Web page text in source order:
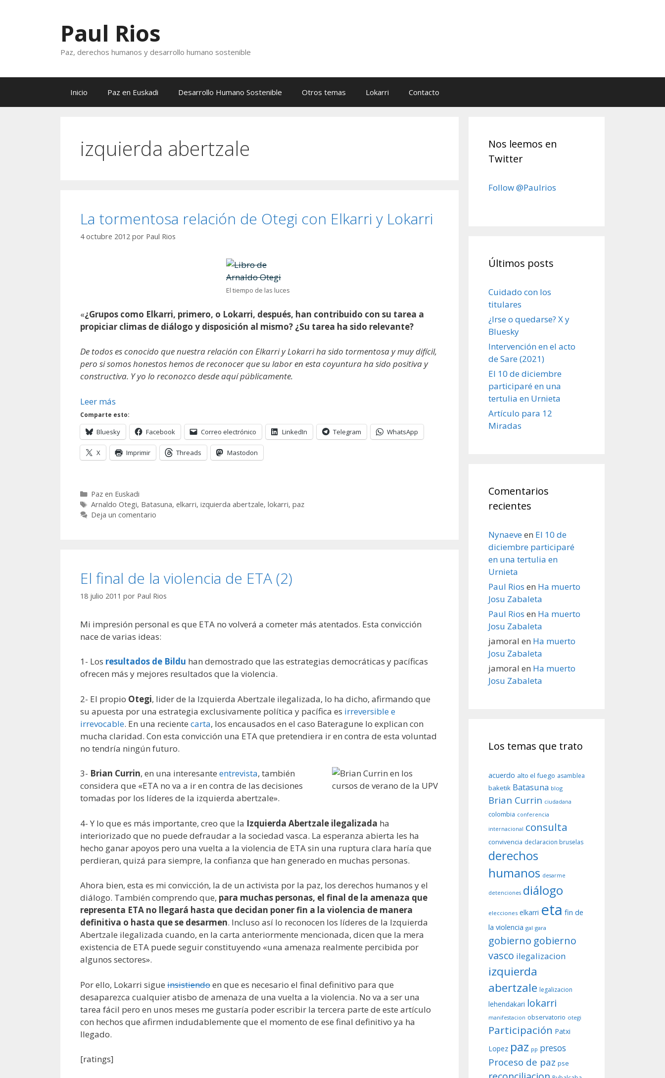
Paul Rios
Paz, derechos humanos y desarrollo humano sostenible
Inicio Paz en Euskadi Desarrollo Humano Sostenible Otros temas Lokarri Contacto
izquierda abertzale
La tormentosa relación de Otegi con Elkarri y Lokarri
4 octubre 2012 por Paul Rios
El tiempo de las luces
«¿Grupos como Elkarri, primero, o Lokarri, después, han contribuido con su tarea a
propiciar climas de diálogo y disposición al mismo? ¿Su tarea ha sido relevante?
De todos es conocido que nuestra relación con Elkarri y Lokarri ha sido tormentosa y muy difícil,
pero si somos honestos hemos de reconocer que su labor en esta coyuntura ha sido positiva y
constructiva. Y yo lo reconozco desde aquí públicamente.
Leer más
Comparte esto:
Bluesky Facebook Correo electrónico LinkedIn Telegram WhatsApp
X Imprimir Threads Mastodon
Categorías
Paz en Euskadi
Etiquetas
Arnaldo Otegi, Batasuna, elkarri, izquierda abertzale, lokarri, paz
Deja un comentario
El final de la violencia de ETA (2)
18 julio 2011 por Paul Rios
Mi impresión personal es que ETA no volverá a cometer más atentados. Esta convicción
nace de varias ideas:
1- Los resultados de Bildu han demostrado que las estrategias democráticas y pacíficas
ofrecen más y mejores resultados que la violencia.
2- El propio Otegi, lider de la Izquierda Abertzale ilegalizada, lo ha dicho, afirmando que
su apuesta por una estrategia exclusivamente política y pacífica es irreversible e
irrevocable. En una reciente carta, los encausados en el caso Bateragune lo explican con
mucha claridad. Con esta convicción una ETA que pretendiera ir en contra de esta voluntad
no tendría ningún futuro.
3- Brian Currin, en una interesante entrevista, también
considera que «ETA no va a ir en contra de las decisiones
tomadas por los líderes de la izquierda abertzale».
4- Y lo que es más importante, creo que la Izquierda Abertzale ilegalizada ha
interiorizado que no puede defraudar a la sociedad vasca. La esperanza abierta les ha
hecho ganar apoyos pero una vuelta a la violencia de ETA sin una ruptura clara haría que
perdieran, quizá para siempre, la confianza que han generado en muchas personas.
Ahora bien, esta es mi convicción, la de un activista por la paz, los derechos humanos y el
diálogo. También comprendo que, para muchas personas, el final de la amenaza que
representa ETA no llegará hasta que decidan poner fin a la violencia de manera
definitiva o hasta que se desarmen. Incluso así lo reconocen los líderes de la Izquierda
Abertzale ilegalizada cuando, en la carta anteriormente mencionada, dicen que la mera
existencia de ETA puede seguir constituyendo «una amenaza realmente percibida por
algunos sectores».
Por ello, Lokarri sigue insistiendoen que es necesario el final definitivo para que
desaparezca cualquier atisbo de amenaza de una vuelta a la violencia. No va a ser una
tarea fácil pero en unos meses me gustaría poder escribir la tercera parte de este artículo
con hechos que afirmen indudablemente que el momento de ese final definitivo ya ha
llegado.
[ratings]
Nos leemos en
Twitter
Follow @Paulrios
Últimos posts
Cuidado con los
titulares
¿Irse o quedarse? X y
Bluesky
Intervención en el acto
de Sare (2021)
El 10 de diciembre
participaré en una
tertulia en Urnieta
Artículo para 12
Miradas
Comentarios
recientes
Nynaeveen El 10 de
diciembre participaré
en una tertulia en
Urnieta
Paul Rios en Ha muerto
Josu Zabaleta
Paul Rios en Ha muerto
Josu Zabaleta
jamoral en Ha muerto
Josu Zabaleta
jamoral en Ha muerto
Josu Zabaleta
Los temas que trato
acuerdo alto el fuego asamblea
baketik Batasuna blog
Brian Currin ciudadana
colombia conferencia
internacional consulta
convivencia declaracion bruselas
derechos
humanos desarme
detenciones diálogo
elecciones elkarri eta fin de
la violencia gal gara
gobierno gobierno
vasco ilegalizacion
izquierda
abertzale legalizacion
lehendakari lokarri
manifestacion observatorio otegi
Participación Patxi
Lopez paz pp presos
Proceso de paz pse